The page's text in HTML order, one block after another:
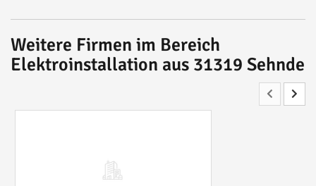
Weitere Firmen im Bereich
Elektroinstallation aus 31319 Sehnde